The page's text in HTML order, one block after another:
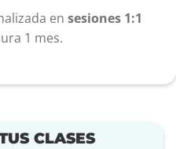
en sesiones 1:1
1 mes.
CLASES